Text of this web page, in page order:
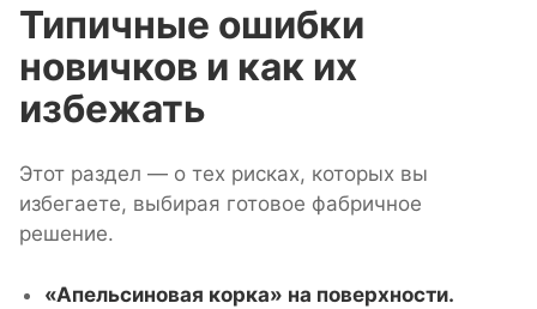
Типичные ошибки
новичков и как их
избежать
Этот раздел — о тех рисках, которых вы
избегаете, выбирая готовое фабричное
решение.
«Апельсиновая корка» на поверхности.